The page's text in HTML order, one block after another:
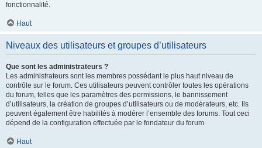
fonctionnalité.
Haut
Niveaux des utilisateurs et groupes d’utilisateurs
Que sont les administrateurs ?
Les administrateurs sont les membres possédant le plus haut niveau de
contrôle sur le forum. Ces utilisateurs peuvent contrôler toutes les opérations
du forum, telles que les paramètres des permissions, le bannissement
d’utilisateurs, la création de groupes d’utilisateurs ou de modérateurs, etc. Ils
peuvent également être habilités à modérer l’ensemble des forums. Tout ceci
dépend de la configuration effectuée par le fondateur du forum.
Haut